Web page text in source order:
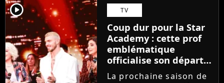
Guérir. En parallèle, la
chanteuse et
comédienne rejoindra
Laura Felpin, Harpo...
player2 TV
Coup dur pour la Star
Academy : cette prof
emblématique
officialise son départ,
"Ça devenait assez
La prochaine saison de